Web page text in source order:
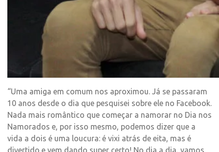
“Uma amiga em comum nos aproximou. Já se passaram
10 anos desde o dia que pesquisei sobre ele no Facebook.
Nada mais romântico que começar a namorar no Dia nos
Namorados e, por isso mesmo, podemos dizer que a
vida a dois é uma loucura: é vixi atrás de eita, mas é
divertido e vem dando super certo! No dia a dia, vamos